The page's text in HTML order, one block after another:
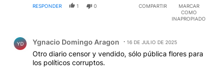
RESPONDER 1 0 COMPARTIR
MARCAR
COMO
INAPROPIADO
YD Ygnacio Domingo Aragon 16 DE JULIO DE 2025
Otro diario censor y vendido, sólo pública flores para
los políticos corruptos.